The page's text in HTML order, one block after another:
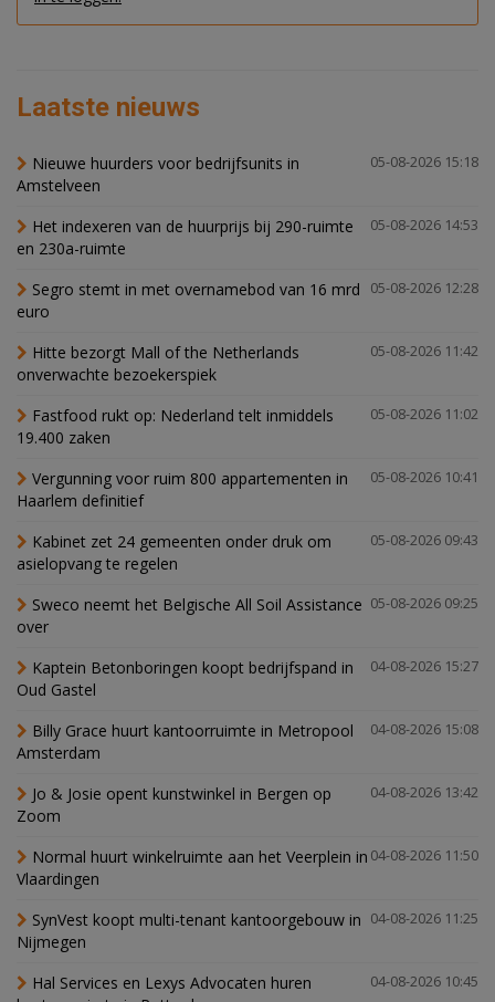
Laatste nieuws
05-08-2026 15:18
Nieuwe huurders voor bedrijfsunits in
Amstelveen
05-08-2026 14:53
Het indexeren van de huurprijs bij 290-ruimte
en 230a-ruimte
05-08-2026 12:28
Segro stemt in met overnamebod van 16 mrd
euro
05-08-2026 11:42
Hitte bezorgt Mall of the Netherlands
onverwachte bezoekerspiek
05-08-2026 11:02
Fastfood rukt op: Nederland telt inmiddels
19.400 zaken
05-08-2026 10:41
Vergunning voor ruim 800 appartementen in
Haarlem definitief
05-08-2026 09:43
Kabinet zet 24 gemeenten onder druk om
asielopvang te regelen
05-08-2026 09:25
Sweco neemt het Belgische All Soil Assistance
over
04-08-2026 15:27
Kaptein Betonboringen koopt bedrijfspand in
Oud Gastel
04-08-2026 15:08
Billy Grace huurt kantoorruimte in Metropool
Amsterdam
04-08-2026 13:42
Jo & Josie opent kunstwinkel in Bergen op
Zoom
04-08-2026 11:50
Normal huurt winkelruimte aan het Veerplein in
Vlaardingen
04-08-2026 11:25
SynVest koopt multi-tenant kantoorgebouw in
Nijmegen
04-08-2026 10:45
Hal Services en Lexys Advocaten huren